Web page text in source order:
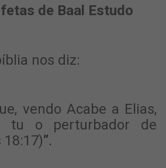
de Baal Estudo
nos diz:
vendo Acabe a Elias,
tu o perturbador de
18:17)”.